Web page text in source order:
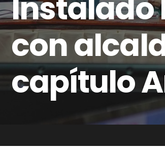
Instalado
con
capítulo